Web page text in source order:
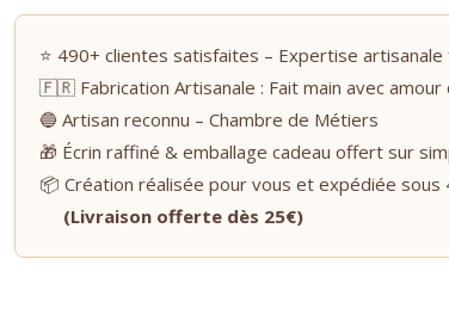
⭐ 490+ clientes satisfaites – Expertise artisanale
🇫🇷 Fabrication Artisanale : Fait main avec amour
🔵 Artisan reconnu – Chambre de Métiers
🎁 Écrin raffiné & emballage cadeau offert sur
📦 Création réalisée pour vous et expédiée sous
(Livraison offerte dès 25€)